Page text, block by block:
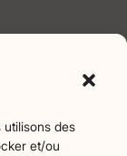
des
et/ou
22